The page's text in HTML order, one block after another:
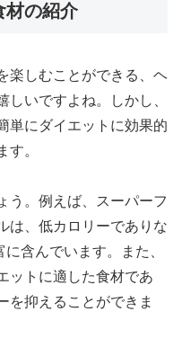
材の紹介
楽しむことができる、ヘ
しいですよね。しかし、
単にダイエットに効果的
す。
う。例えば、スーパーフ
は、低カロリーでありな
含んでいます。また、
ットに適した食材であ
を抑えることができま